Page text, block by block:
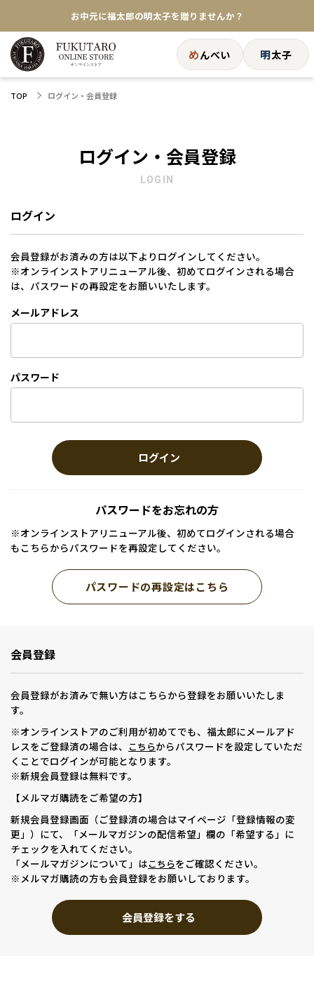
お中元に福太郎の明太子を贈りませんか？
★めんべい25周年記念商品が登場★
【色々な味を試したい方へ】ポストイン！めんべい
めんべい 明太子
TOP ログイン・会員登録
ログイン・会員登録
LOGIN
ログイン
会員登録がお済みの方は以下よりログインしてください。
※オンラインストアリニューアル後、初めてログインされる場合
は、パスワードの再設定をお願いいたします。
メールアドレス
パスワード
ログイン
パスワードをお忘れの方
※オンラインストアリニューアル後、初めてログインされる場合
もこちらからパスワードを再設定してください。
パスワードの再設定はこちら
会員登録
会員登録がお済みで無い方はこちらから登録をお願いいたしま
す。
※オンラインストアのご利用が初めてでも、福太郎にメールアド
レスをご登録済の場合は、 こちらからパスワードを設定していただ
くことでログインが可能となります。
※新規会員登録は無料です。
【メルマガ購読をご希望の方】
新規会員登録画面（ご登録済の場合はマイページ「登録情報の変
更」）にて、「メールマガジンの配信希望」欄の「希望する」に
チェックを入れてください。
「メールマガジンについて」はこちらをご確認ください。
※メルマガ購読の方も会員登録をお願いしております。
会員登録をする